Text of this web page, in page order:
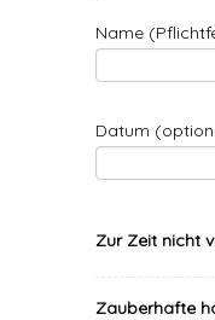
Name
Datum
Zur Zeit nicht
Zauberhafte